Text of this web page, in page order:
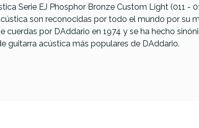
Serie EJ Phosphor Bronze Custom Light (011
son reconocidas por todo el mundo por su
cuerdas por DAddario en 1974 y se ha hecho
guitarra acústica más populares de DAddario.